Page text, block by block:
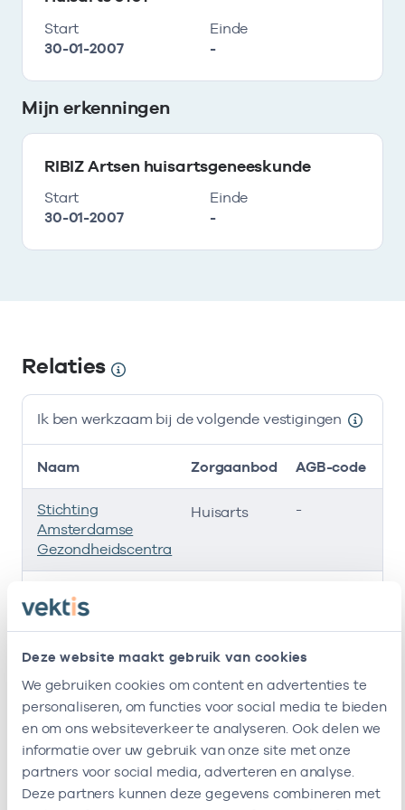
Deze website maakt gebruik van cookies
We gebruiken cookies om content en advertenties te
personaliseren, om functies voor social media te bieden
en om ons websiteverkeer te analyseren. Ook delen we
informatie over uw gebruik van onze site met onze
partners voor social media, adverteren en analyse.
Deze partners kunnen deze gegevens combineren met
Start
30-01-2007
Einde
-
Mijn erkenningen
RIBIZ Artsen huisartsgeneeskunde
Start
30-01-2007
Einde
-
Relaties
Ik ben werkzaam bij de volgende vestigingen
Ik ben werkzaam bij de volgende vestigingen
Naam Zorgaanbod AGB-code
Stichting
Amsterdamse
Gezondheidscentra
Huisarts -
Dekeukeleire -
Huisartsenpraktijk
Herengracht B.v.
Huisarts -
Ik heb een arbeidsrelatie met